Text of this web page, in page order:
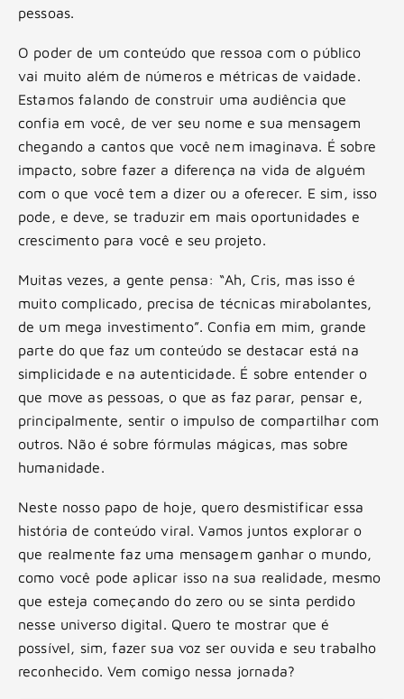
pessoas.
O poder de um conteúdo que ressoa com o público
vai muito além de números e métricas de vaidade.
Estamos falando de construir uma audiência que
confia em você, de ver seu nome e sua mensagem
chegando a cantos que você nem imaginava. É sobre
impacto, sobre fazer a diferença na vida de alguém
com o que você tem a dizer ou a oferecer. E sim, isso
pode, e deve, se traduzir em mais oportunidades e
crescimento para você e seu projeto.
Muitas vezes, a gente pensa: “Ah, Cris, mas isso é
muito complicado, precisa de técnicas mirabolantes,
de um mega investimento”. Confia em mim, grande
parte do que faz um conteúdo se destacar está na
simplicidade e na autenticidade. É sobre entender o
que move as pessoas, o que as faz parar, pensar e,
principalmente, sentir o impulso de compartilhar com
outros. Não é sobre fórmulas mágicas, mas sobre
humanidade.
Neste nosso papo de hoje, quero desmistificar essa
história de conteúdo viral. Vamos juntos explorar o
que realmente faz uma mensagem ganhar o mundo,
como você pode aplicar isso na sua realidade, mesmo
que esteja começando do zero ou se sinta perdido
nesse universo digital. Quero te mostrar que é
possível, sim, fazer sua voz ser ouvida e seu trabalho
reconhecido. Vem comigo nessa jornada?